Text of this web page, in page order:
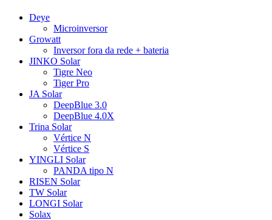
Deye
Microinversor
Growatt
Inversor fora da rede + bateria
JINKO Solar
Tigre Neo
Tiger Pro
JA Solar
DeepBlue 3.0
DeepBlue 4.0X
Trina Solar
Vértice N
Vértice S
YINGLI Solar
PANDA tipo N
RISEN Solar
TW Solar
LONGI Solar
Solax